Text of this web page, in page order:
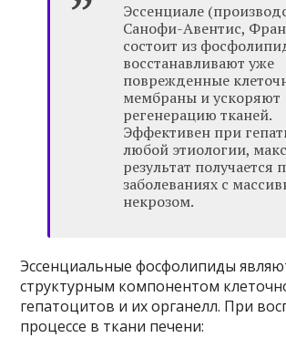
Эссенциале
Санофи-Авентис,
состоит из
восстанавливают уже
поврежденные
мембраны и ускоряют
регенерацию тканей.
Эффективен при
любой этиологии,
результат получается
заболеваниях с
некрозом.
Эссенциальные фосфолипиды
структурным компонентом
гепатоцитов и их органелл. При
процессе в ткани печени: